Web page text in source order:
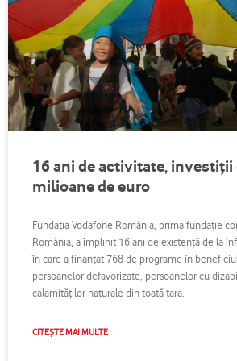
16 ani de activitate, investiţii
milioane de euro
Fundaţia Vodafone România, prima fundaţie
România, a împlinit 16 ani de existenţă de la
în care a finanţat 768 de programe în
persoanelor defavorizate, persoanelor cu
calamităţilor naturale din toată ţara.
CITEȘTE MAI MULTE